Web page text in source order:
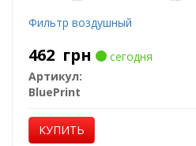
Фильтр воздушный
462 грн
сегодня
Артикул:
BluePrint
КУПИТЬ